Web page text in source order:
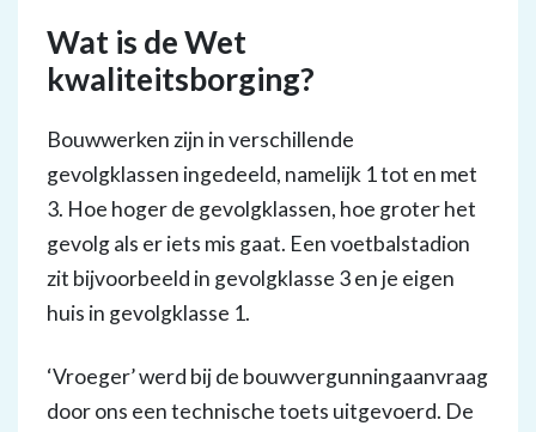
Wat is de Wet
kwaliteitsborging?
Bouwwerken zijn in verschillende
gevolgklassen ingedeeld, namelijk 1 tot en met
3. Hoe hoger de gevolgklassen, hoe groter het
gevolg als er iets mis gaat. Een voetbalstadion
zit bijvoorbeeld in gevolgklasse 3 en je eigen
huis in gevolgklasse 1.
‘Vroeger’ werd bij de bouwvergunningaanvraag
door ons een technische toets uitgevoerd. De